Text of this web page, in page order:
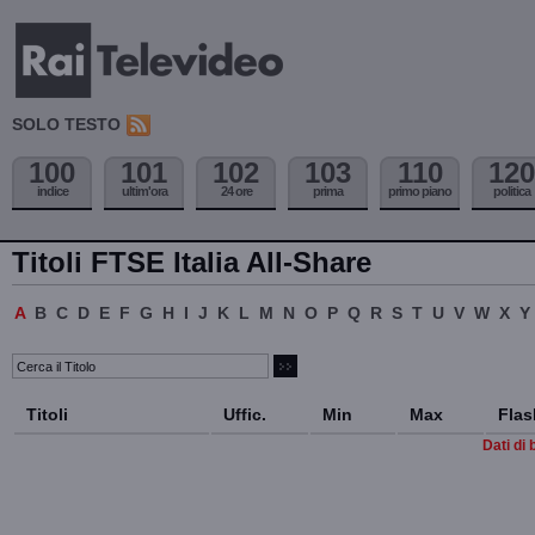
SOLO TESTO
100
indice
101
ultim'ora
102
24 ore
103
prima
110
primo piano
120
politica
Titoli FTSE Italia All-Share
A B C D E F G H I J K L M N O P Q R S T U V W X Y
Titoli Uffic. Min Max
Dati di